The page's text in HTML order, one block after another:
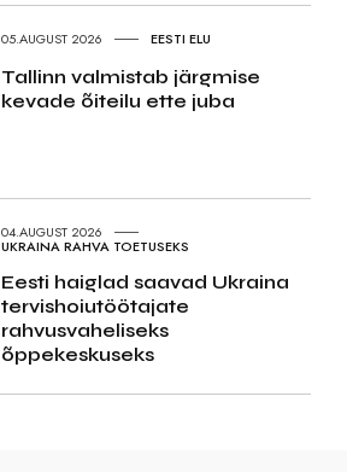
05.AUGUST 2026 EESTI ELU
Tallinn valmistab järgmise
kevade õiteilu ette juba
04.AUGUST 2026
UKRAINA RAHVA TOETUSEKS
Eesti haiglad saavad Ukraina
tervishoiutöötajate
rahvusvaheliseks
õppekeskuseks